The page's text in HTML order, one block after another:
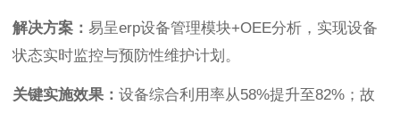
解决方案： 易呈erp设备管理模块+OEE分析，实现设备
状态实时监控与预防性维护计划。
关键实施效果： 设备综合利用率从58%提升至82%；故